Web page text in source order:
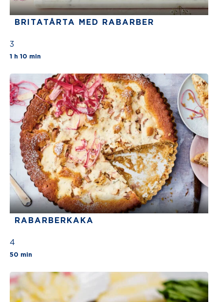
BRITATÅRTA MED RABARBER
3
1 h 10 min
RABARBERKAKA
4
50 min